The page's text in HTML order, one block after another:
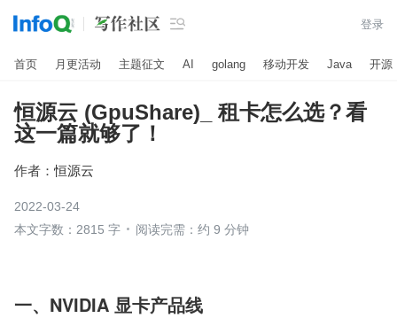
 登录
首页 月更活动 主题征文 AI golang 移动开发 Java 开源
恒源云 (GpuShare)_ 租卡怎么选？看
这一篇就够了！
作者： 恒源云
2022-03-24
本文字数：2815 字
阅读完需：约 9 分钟
一、NVIDIA 显卡产品线